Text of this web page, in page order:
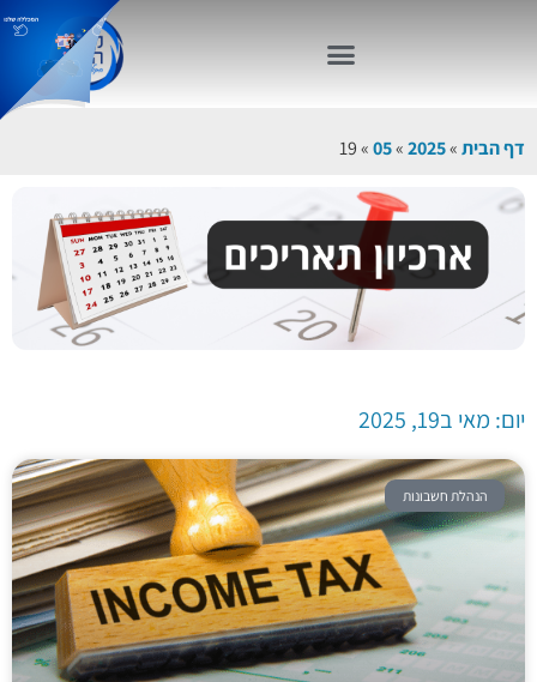
דף הבית»
2025
»
05
»
יום: מאי ב19, 2025
הנהלת חשבונות